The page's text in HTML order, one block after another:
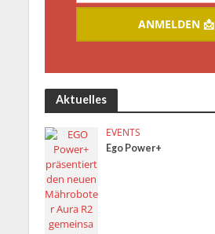
ANMELDEN 📩
Aktuelles
EVENTS
Ego Power+